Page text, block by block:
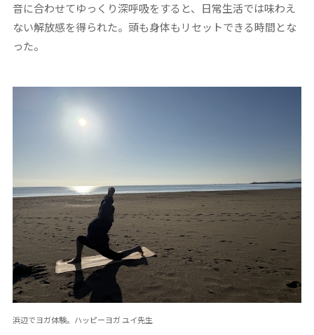
音に合わせてゆっくり深呼吸をすると、日常生活では味わえ
ない解放感を得られた。頭も身体もリセットできる時間とな
った。
浜辺でヨガ体験。ハッピーヨガ ユイ先生